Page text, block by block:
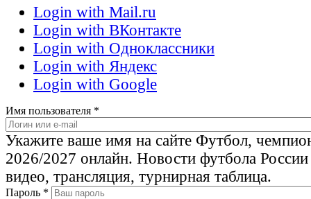
Login with Mail.ru
Login with ВКонтакте
Login with Одноклассники
Login with Яндекс
Login with Google
Имя пользователя *
Укажите ваше имя на сайте Футбол,
2026/2027 онлайн. Новости футбола
видео, трансляция, турнирная таблица.
Пароль *